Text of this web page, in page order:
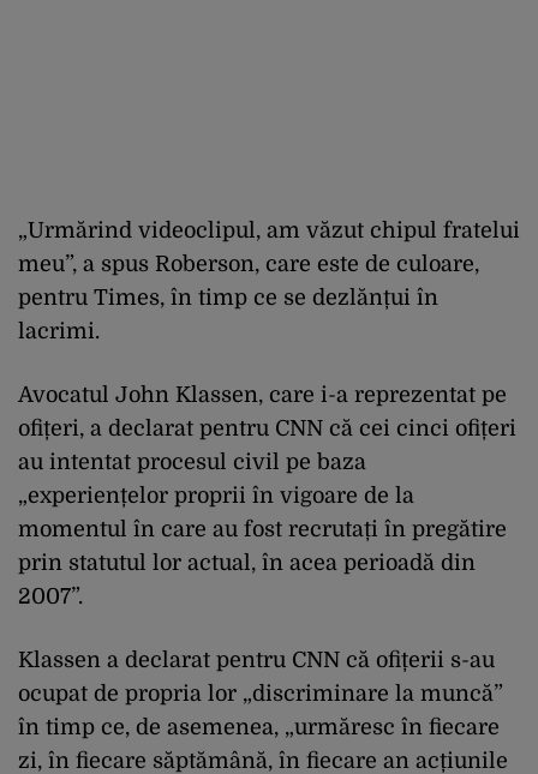
„Urmărind videoclipul, am văzut chipul fratelui
meu”, a spus Roberson, care este de culoare,
pentru Times, în timp ce se dezlănțui în
lacrimi.
Avocatul John Klassen, care i-a reprezentat pe
ofițeri, a declarat pentru CNN că cei cinci ofițeri
au intentat procesul civil pe baza
„experiențelor proprii în vigoare de la
momentul în care au fost recrutați în pregătire
prin statutul lor actual, în acea perioadă din
2007”.
Klassen a declarat pentru CNN că ofițerii s-au
ocupat de propria lor „discriminare la muncă”
în timp ce, de asemenea, „urmăresc în fiecare
zi, în fiecare săptămână, în fiecare an acțiunile